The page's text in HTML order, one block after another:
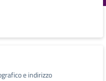
e indirizzo